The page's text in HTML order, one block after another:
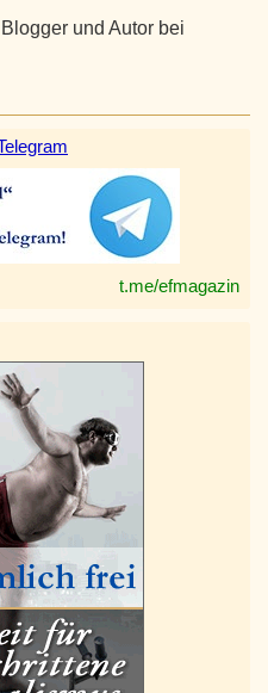
und Autor bei
t.me/efmagazin